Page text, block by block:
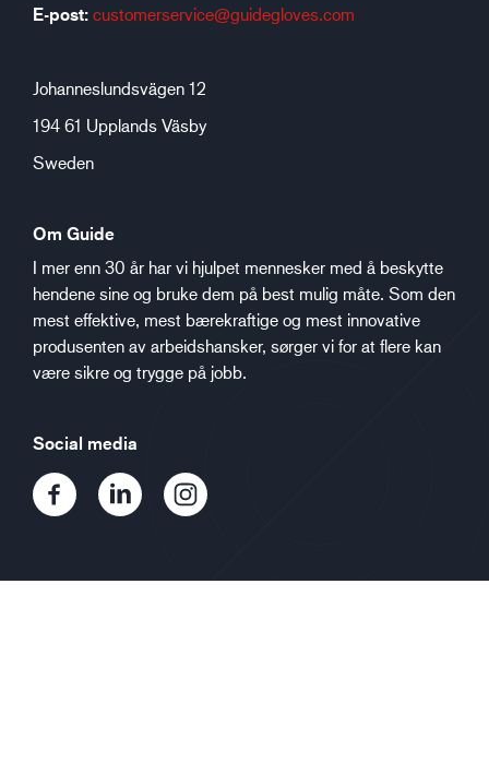
E-post: customerservice@guidegloves.com
Johanneslundsvägen 12
194 61 Upplands Väsby
Sweden
Om Guide
I mer enn 30 år har vi hjulpet mennesker med å beskytte
hendene sine og bruke dem på best mulig måte. Som den
mest effektive, mest bærekraftige og mest innovative
produsenten av arbeidshansker, sørger vi for at flere kan
være sikre og trygge på jobb.
Social media